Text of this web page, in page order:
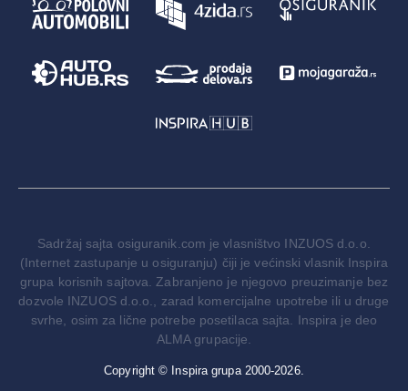
Sadržaj sajta osiguranik.com je vlasništvo INZUOS d.o.o.
(Internet zastupanje u osiguranju) čiji je većinski vlasnik Inspira
grupa korisnih sajtova. Zabranjeno je njegovo preuzimanje bez
dozvole INZUOS d.o.o., zarad komercijalne upotrebe ili u druge
svrhe, osim za lične potrebe posetilaca sajta. Inspira je deo
ALMA grupacije.
Copyright © Inspira grupa 2000-2026.